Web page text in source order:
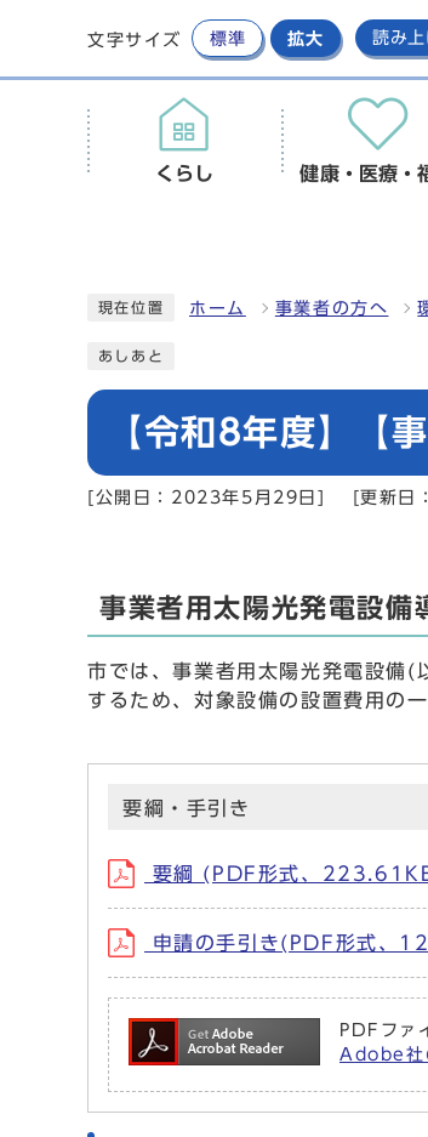
文字サイズ 標準 拡大 読み上
くらし 健康・医療・
現在位置 ホーム 事業者の方へ
あしあと
【令和8年度】【
[公開日：2023年5月29日] [更新日
事業者用太陽光発電設備
市では、事業者用太陽光発電設備(
するため、対象設備の設置費用の
要綱・手引き
要綱 (PDF形式、
申請の手引き(PDF形式、
PDFファ
Adobe社